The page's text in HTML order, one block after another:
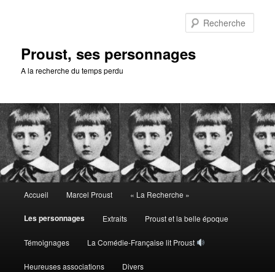
Proust, ses personnages
A la recherche du temps perdu
principal
Accueil Marcel Proust « La Recherche »
Les personnages Extraits Proust et la belle époque
Témoignages La Comédie-Française lit Proust
Heureuses associations Divers